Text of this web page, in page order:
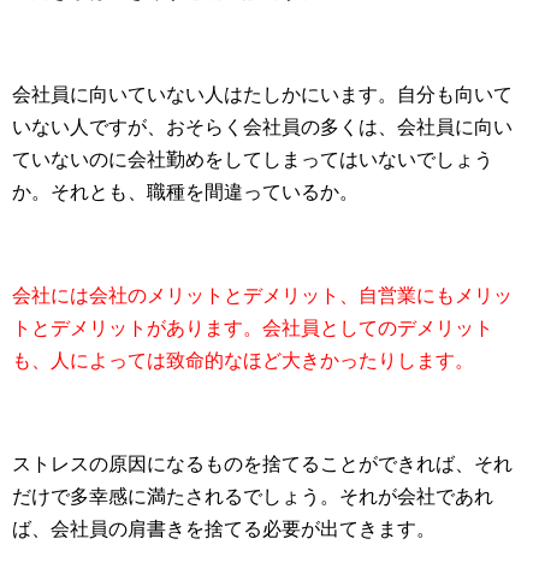
会社員に向いていない人はたしかにいます。自分も向いて
いない人ですが、おそらく会社員の多くは、会社員に向い
ていないのに会社勤めをしてしまってはいないでしょう
か。それとも、職種を間違っているか。
会社には会社のメリットとデメリット、自営業にもメリッ
トとデメリットがあります。会社員としてのデメリット
も、人によっては致命的なほど大きかったりします。
ストレスの原因になるものを捨てることができれば、それ
だけで多幸感に満たされるでしょう。それが会社であれ
ば、会社員の肩書きを捨てる必要が出てきます。